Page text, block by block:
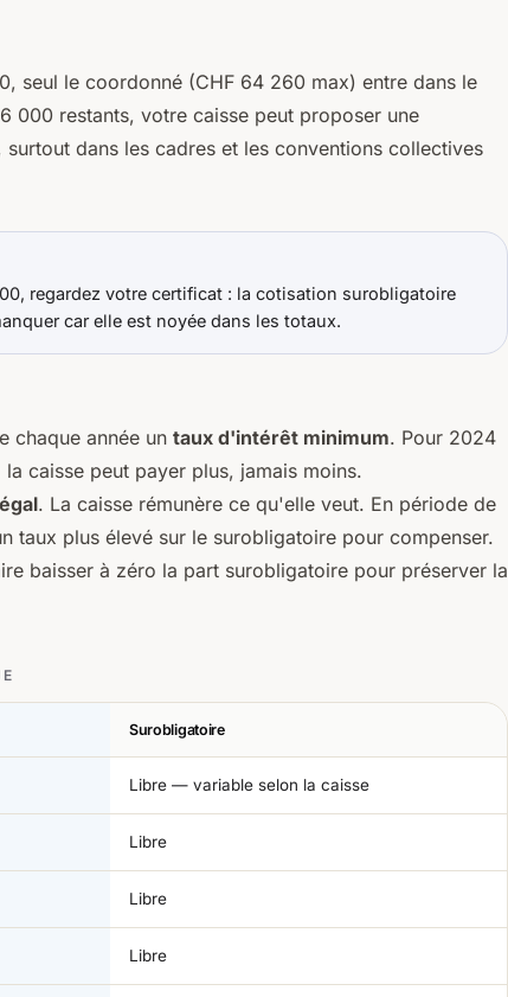
seul le coordonné (CHF 64 260 max) entre dans le
000 restants, votre caisse peut proposer une
dans les cadres et les conventions collectives
regardez votre certificat : la cotisation surobligatoire
car elle est noyée dans les totaux.
chaque année un taux d'intérêt minimum. Pour 2024
caisse peut payer plus, jamais moins.
. La caisse rémunère ce qu'elle veut. En période de
taux plus élevé sur le surobligatoire pour compenser.
baisser à zéro la part surobligatoire pour préserver la
Surobligatoire
Libre — variable selon la caisse
Libre
Libre
Libre